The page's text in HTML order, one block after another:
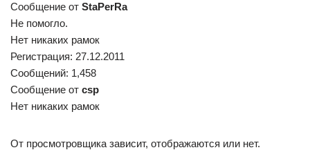
Сообщение от StaPerRa
Не помогло.
Нет никаких рамок
Регистрация: 27.12.2011
Сообщений: 1,458
Сообщение от csp
Нет никаких рамок
От просмотровщика зависит, отображаются или нет.